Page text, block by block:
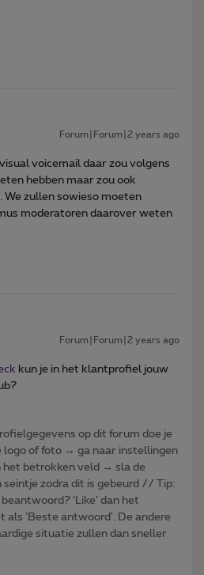
Forum|Forum|2 years ago
voicemail daar zou volgens
hebben maar zou ook
We zullen sowieso moeten
moderatoren daarover weten
Forum|Forum|2 years ago
kun je in het klantprofiel jouw
op dit forum doe je
logo of foto → ga naar instellingen
het betrokken veld → sla de
seintje zodra dit is gebeurd // Tip:
‘Like’ dan het
als 'Beste antwoord'. De andere
situatie zullen dan sneller